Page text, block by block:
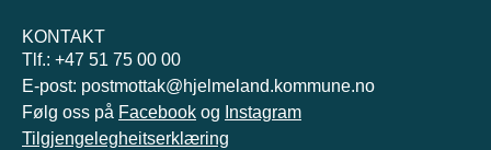
KONTAKT
Tlf.: +47 51 75 00 00
E-post: postmottak@hjelmeland.kommune.no
Følg oss på Facebook og Instagram
Tilgjengelegheitserklæring